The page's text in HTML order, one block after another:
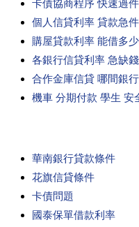
卡債協商程序 快速過
個人信貸利率 貸款急
購屋貸款利率 能借多
各銀行信貸利率 急缺
合作金庫信貸 哪間銀
機車 分期付款 學生 安
華南銀行貸款條件
花旗信貸條件
卡債問題
國泰保單借款利率